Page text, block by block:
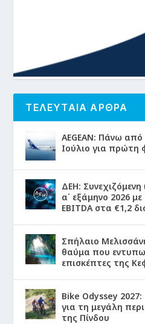
ΤΕΛΕΥΤΑΙΑ ΑΡΘΡΑ
AEGEAN: Πάνω
Ιούλιο για πρώτη
ΔΕΗ:
α΄ εξάμηνο 2026
EBITDA στα €1,2
Σπήλαιο
θαύμα που
επισκέπτες της
Bike Odyssey
για τη μεγάλη
της Πίνδου